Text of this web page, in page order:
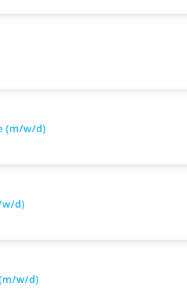
(m/w/d)
w/d)
w/d)